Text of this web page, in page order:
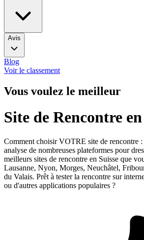
Avis
Blog
Voir le classement
Vous voulez le meilleur
Site de Rencontre en
Comment choisir VOTRE site de rencontre :
analyse de nombreuses plateformes pour
meilleurs sites de rencontre en Suisse que
Lausanne, Nyon, Morges, Neuchâtel,
du Valais. Prêt à tester la rencontre sur
ou d'autres applications populaires ?